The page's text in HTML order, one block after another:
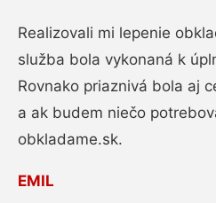
Realizovali mi lepenie
služba bola vykonaná k
Rovnako priaznivá bola aj
a ak budem niečo
obkladame.sk.
EMIL